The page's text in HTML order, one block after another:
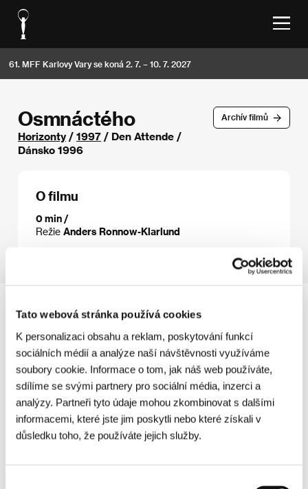
Tato webová stránka používá cookies
K personalizaci obsahu a reklam, poskytování funkcí
sociálních médií a analýze naší návštěvnosti využíváme
soubory cookie. Informace o tom, jak náš web používáte,
sdílíme se svými partnery pro sociální média, inzerci a
analýzy. Partneři tyto údaje mohou zkombinovat s dalšími
informacemi, které jste jim poskytli nebo které získali v
důsledku toho, že používáte jejich služby.
61. MFF Karlovy Vary se koná 2. 7. – 10. 7. 2027
Archív filmů
Osmnáctého
Horizonty/ 1997 / Den Attende /
Dánsko 1996
O filmu
0 min /
Režie Anders Ronnow-Klarlund